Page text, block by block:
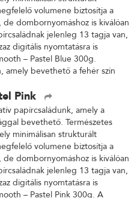
volumene biztosítja a
dombornyomáshoz is kiválóan
jelenleg 13 tagja van,
digitális nyomtatásra is
– Pastel Blue 300g.
amely bevethető a fehér szín
Pink
papírcsaládunk, amely a
bevethető. Természetes
minimálisan strukturált
volumene biztosítja a
dombornyomáshoz is kiválóan
jelenleg 13 tagja van,
digitális nyomtatásra is
– Pastel Pink 300g. A